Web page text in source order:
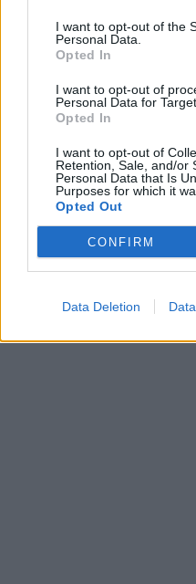
I want to opt-out of the
Personal Data.
Opted In
I want to opt-out of
Personal Data for
Opted In
I want to opt-out of
Retention, Sale, and/or
Personal Data that Is
Purposes for which it
Opted Out
CONFIRM
Data Deletion
Dôverujte si, rozprávajte
zblíženia intenzívnejší
22. septembra 2025
vyúčtovanie?